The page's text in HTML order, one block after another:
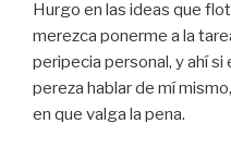
Hurgo en las ideas que
merezca ponerme a la
peripecia personal, y ahí
pereza hablar de mí
en que valga la pena.